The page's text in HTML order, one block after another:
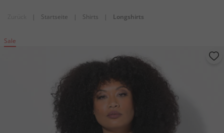
| Startseite | Shirts | Longshirts
Sale